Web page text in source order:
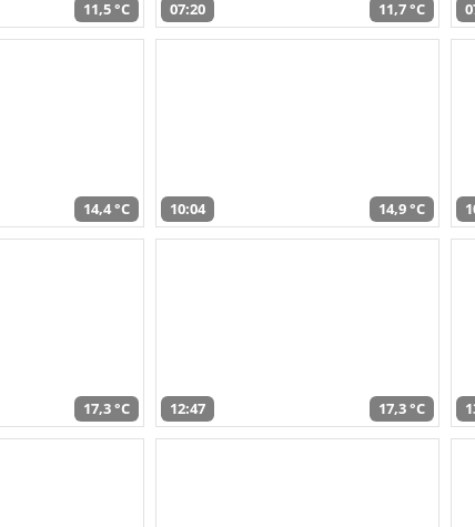
11,5 °C 07:20 11,7 °C
14,4 °C 10:04 14,9 °C
17,3 °C 12:47 17,3 °C